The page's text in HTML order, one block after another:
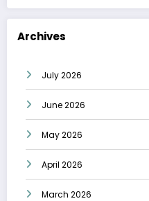
Archives
July 2026
June 2026
May 2026
April 2026
March 2026